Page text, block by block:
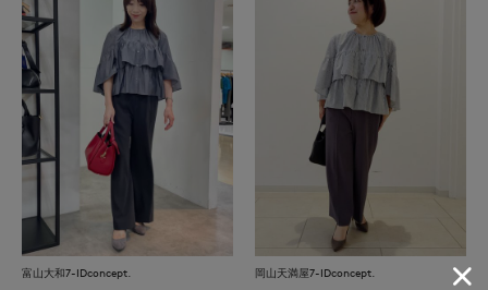
富山大和7-IDconcept. 岡山天満屋7-IDconcept.